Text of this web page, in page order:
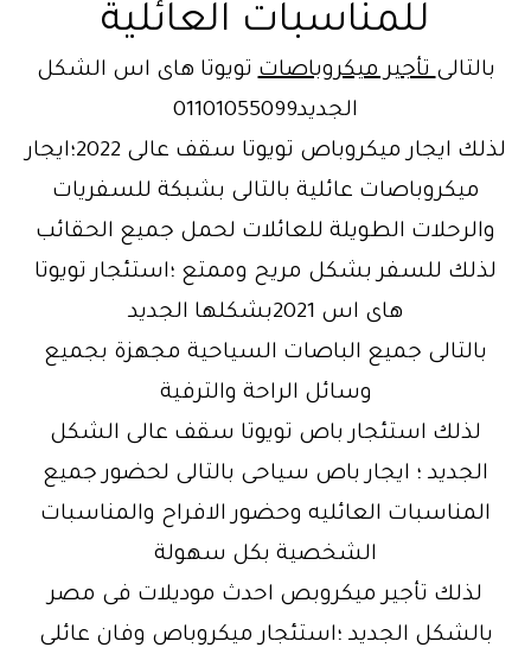
للمناسبات العائلية
بالتالىتأجير ميكروباصاتتويوتا هاى اس الشكل
الجديد01101055099
لذلك ايجار ميكروباص تويوتا سقف عالى 2022؛ايجار
ميكروباصات عائلية بالتالى بشبكة للسفريات
والرحلات الطويلة للعائلات لحمل جميع الحقائب
لذلك للسفر بشكل مريح وممتع ؛استئجار تويوتا
هاى اس 2021بشكلها الجديد
بالتالى جميع الباصات السياحية مجهزة بجميع
وسائل الراحة والترفية
لذلك استئجار باص تويوتا سقف عالى الشكل
الجديد ؛ ايجار باص سياحى بالتالى لحضور جميع
المناسبات العائليه وحضور الافراح والمناسبات
الشخصية بكل سهولة
لذلك تأجير ميكروبص احدث موديلات فى مصر
بالشكل الجديد ؛استئجار ميكروباص وفان عائلى